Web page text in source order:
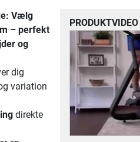
PRODUKTVIDEO
: Vælg
– perfekt
og
dig
variation
direkte